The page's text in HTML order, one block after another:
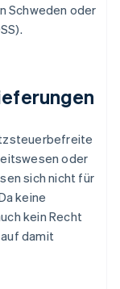
Schweden oder
oder
sich nicht für
keine
kein Recht
damit